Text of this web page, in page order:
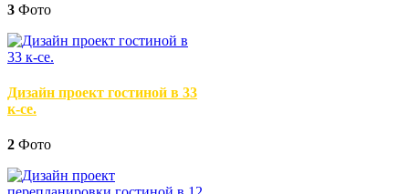
3 Фото
Дизайн проект гостиной в 33
к-се.
2 Фото